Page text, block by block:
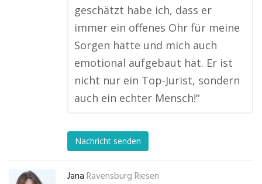
geschätzt habe ich, dass er
immer ein offenes Ohr für meine
Sorgen hatte und mich auch
emotional aufgebaut hat. Er ist
nicht nur ein Top-Jurist, sondern
auch ein echter Mensch!“
Nachricht senden
Jana Ravensburg Riesen